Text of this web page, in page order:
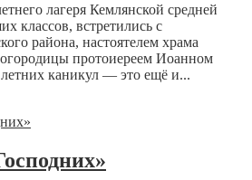
лагеря Кемлянской средней
классов, встретились с
района, настоятелем храма
протоиереем Иоанном
каникул — это ещё и...